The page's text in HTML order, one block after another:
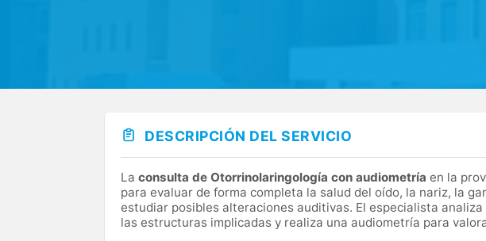
DESCRIPCIÓN DEL SERVICIO
La consulta de Otorrinolaringología con audiometría en la
para evaluar de forma completa la salud del oído, la nariz, la
estudiar posibles alteraciones auditivas. El especialista
las estructuras implicadas y realiza una audiometría para